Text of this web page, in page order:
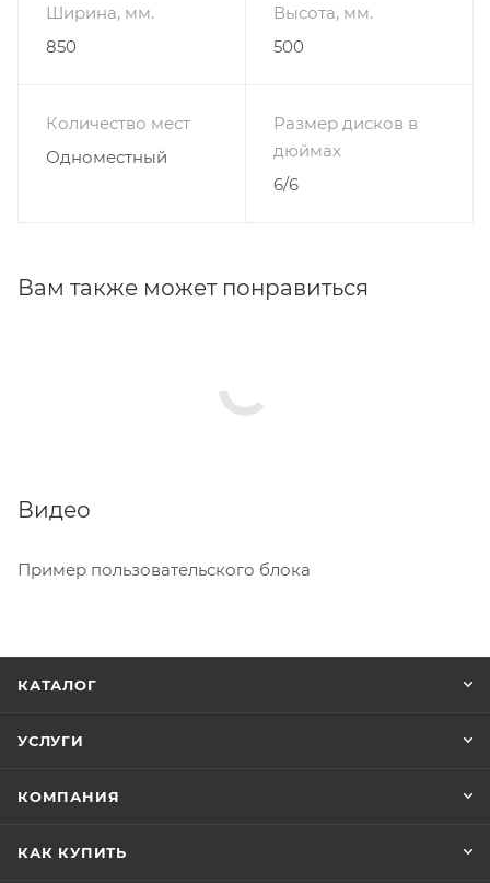
Ширина, мм.
850
Высота, мм.
500
Количество мест
Одноместный
Размер дисков в
дюймах
6/6
Вам также может понравиться
Видео
Пример пользовательского блока
КАТАЛОГ
УСЛУГИ
КОМПАНИЯ
КАК КУПИТЬ